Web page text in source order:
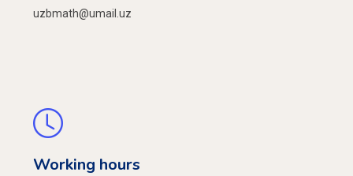
uzbmath@umail.uz
Working hours